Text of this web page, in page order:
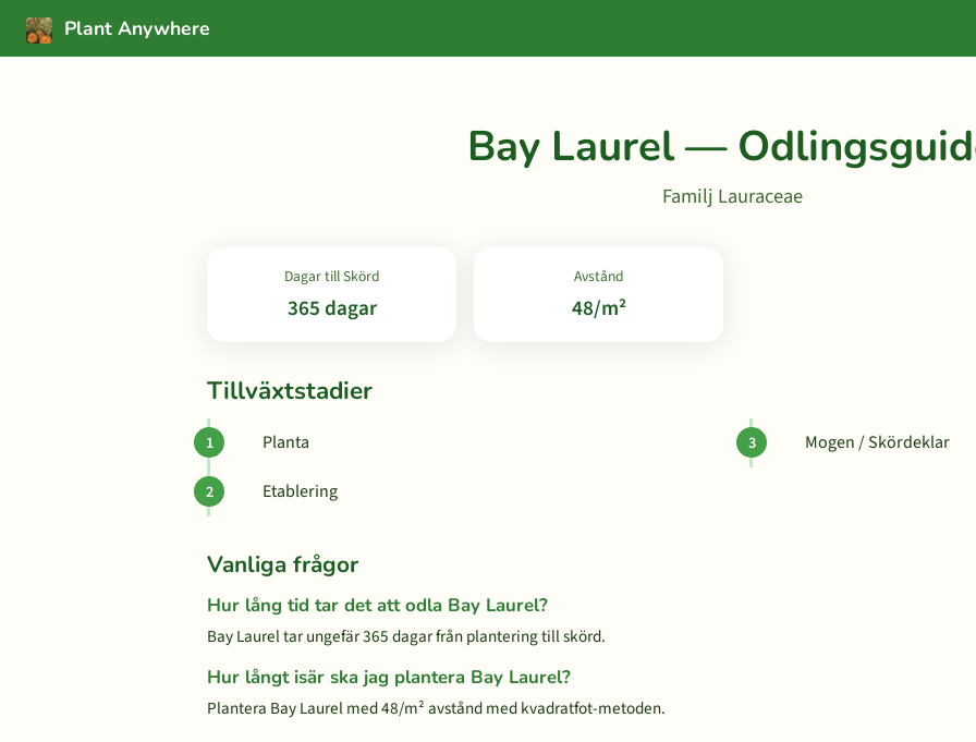
Plant Anywhere
Bay Laurel —
Familj Lauraceae
Dagar till Skörd
365 dagar
Avstånd
48/m²
Tillväxtstadier
Planta
Etablering
Mogen / Skördeklar
Vanliga frågor
Hur lång tid tar det att odla Bay Laurel?
Bay Laurel tar ungefär 365 dagar från plantering till skörd.
Hur långt isär ska jag plantera Bay Laurel?
Plantera Bay Laurel med 48/m² avstånd med kvadratfot-metoden.